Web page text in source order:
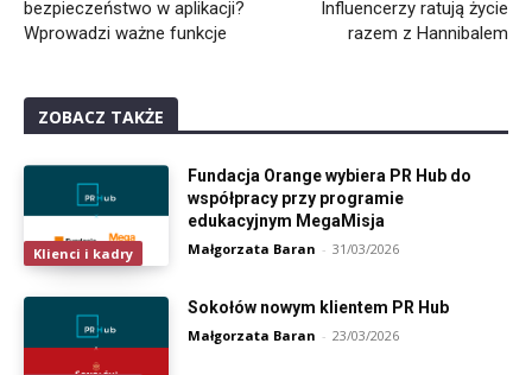
bezpieczeństwo w aplikacji?
Wprowadzi ważne funkcje
Influencerzy ratują życie
razem z Hannibalem
ZOBACZ TAKŻE
Klienci i kadry
Fundacja Orange wybiera PR Hub do
współpracy przy programie
edukacyjnym MegaMisja
Małgorzata Baran - 31/03/2026
Sokołów nowym klientem PR Hub
Małgorzata Baran - 23/03/2026